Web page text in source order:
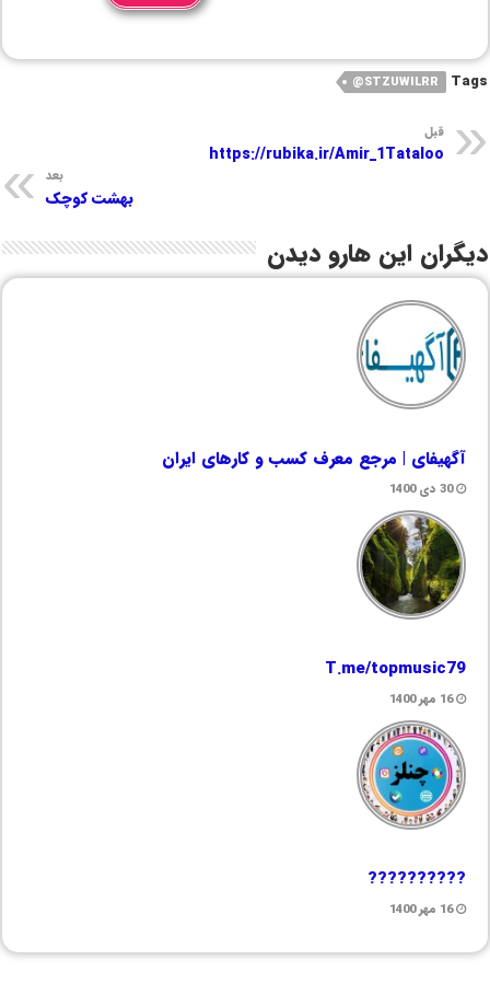
Tags
STZUWILRR@
قبل
https://rubika.ir/Amir_1Tataloo
بعد
بهشت کوچک
دیگران این هارو دیدن
آگهیفای | مرجع معرف کسب و کارهای ایران
30 دی 1400
T.me/topmusic79
16 مهر 1400
??????????
16 مهر 1400